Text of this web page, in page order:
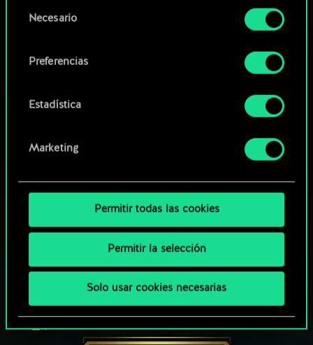
Encontrarás todos los detalles sobre nuestro uso
preferencias al respecto en el menú «Ajustes» de
deNecesario
Preferencias
Estadística
Marketing
Permitir todas las cookies
Permitir la selección
Solo usar cookies necesarias